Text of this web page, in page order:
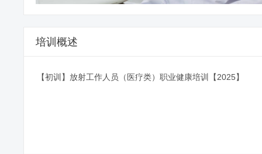
培训概述
【初训】放射工作人员（医疗类）职业健康培训【2025】